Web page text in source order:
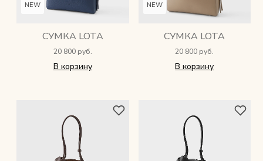
Кошельки
Ювелирные украшения
NEW
СУМКА LOTA
20 800 руб.
В корзину
NEW
СУМКА LOTA
20 800 руб.
В корзину